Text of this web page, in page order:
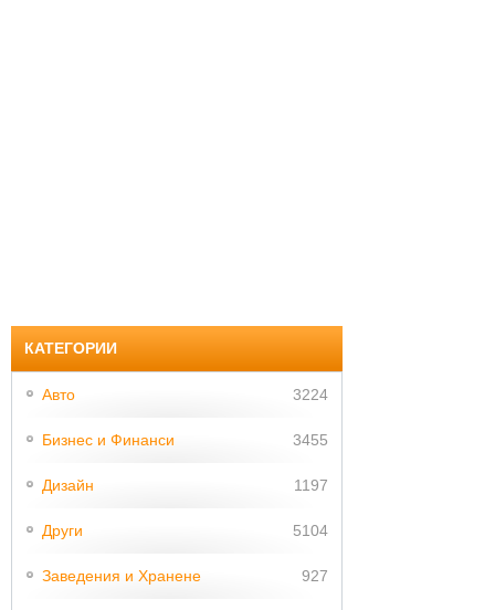
КАТЕГОРИИ
Авто 3224
Бизнес и Финанси 3455
Дизайн 1197
Други 5104
Заведения и Хранене 927